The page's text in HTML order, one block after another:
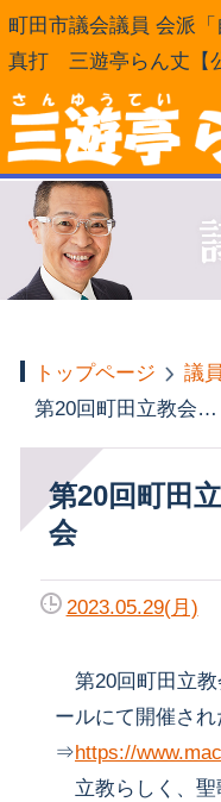
町田市議会議員 会派
真打 三遊亭らん丈【
トップページ 議
第20回町田立教会定期総会
第20回町田立教会定期総
会
2023.05.29(月)
第20回町田立教
ールにて開催され
⇒https://
立教らしく、聖